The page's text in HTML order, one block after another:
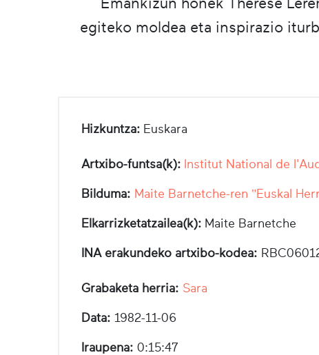
egiteko moldea eta inspirazio
Hizkuntza: Euskara
Artxibo-funtsa(k): Institut National de
Bilduma: Maite Barnetche-ren "Euskal
Elkarrizketatzailea(k): Maite Barnetche
INA erakundeko artxibo-kodea:
Grabaketa herria: Sara
Data: 1982-11-06
Iraupena: 0:15:47